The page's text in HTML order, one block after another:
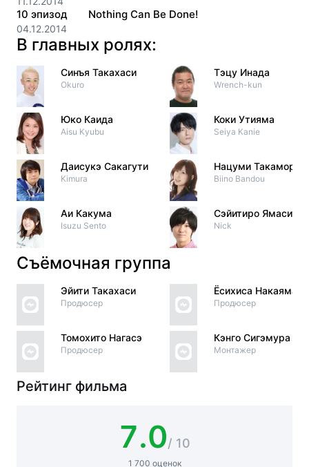
10 эпизод
04.12.2014
Nothing Can Be Done!
В главных ролях:
Синъя Такахаси
Okuro
Юко Каида
Aisu Kyubu
Даисукэ Сакагути
Kimura
Аи Какума
Isuzu Sento
Тэцу Инада
Wrench-kun
Коки Утияма
Seiya Kanie
Нацуми Такамори
Biino Bandou
Сэйитиро Ямасита
Nick
Съёмочная группа
Эйити Такахаси
Продюсер
Томохито Нагасэ
Продюсер
Ёсихиса Накаяма
Продюсер
Кэнго Сигэмура
Монтажер
Рейтинг фильма
7.0/ 10
1 700 оценок